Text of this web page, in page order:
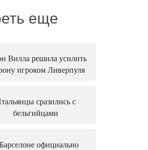
еще
Вилла решила усилить
игроком Ливерпуля
сразились с
бельгийцами
официально